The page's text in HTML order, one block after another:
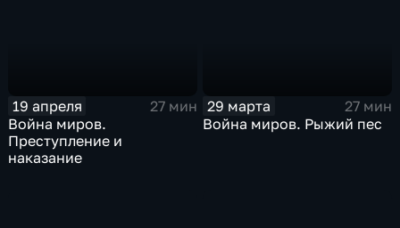
19 апреля
27 мин
Война миров.
Преступление и
наказание
29 марта
27 мин
Война миров. Рыжий пес